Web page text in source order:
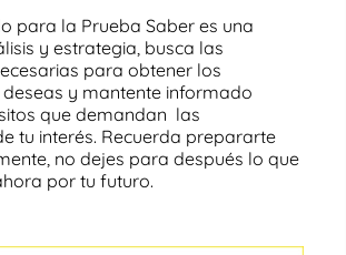
para la Prueba Saber es una
y estrategia, busca las
para obtener los
y mantente informado
que demandan las
tu interés. Recuerda prepararte
no dejes para después lo que
por tu futuro.